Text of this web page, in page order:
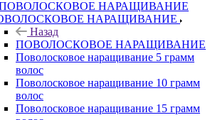
НАРАЩИВАНИЕ
Назад
ПОВОЛОСКОВОЕ НАРАЩИВАНИЕ
Поволосковое наращивание 5 грамм
волос
Поволосковое наращивание 10 грамм
волос
Поволосковое наращивание 15 грамм